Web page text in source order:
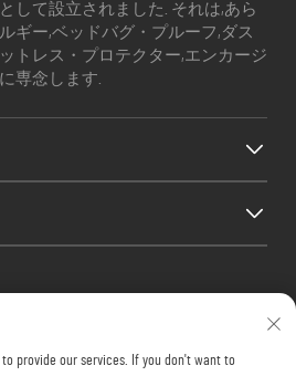
して設立されました. それは,あら
ギー,ベッドバグ・プルーフ,ダス
トレス・プロテクター,エンカージ
専念します.
クC 湖京市中心 ワンジアン西道 河
provide our services. If you don't want to